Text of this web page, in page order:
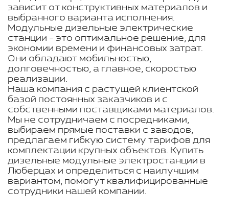
зависит от конструктивных материалов и
выбранного варианта исполнения.
Модульные дизельные электрические
станции - это оптимальное решение, для
экономии времени и финансовых затрат.
Они обладают мобильностью,
долговечностью, а главное, скоростью
реализации.
Наша компания с растущей клиентской
базой постоянных заказчиков и с
собственными поставщиками материалов.
Мы не сотрудничаем с посредниками,
выбираем прямые поставки с заводов,
предлагаем гибкую систему тарифов для
комплектации крупных объектов. Купить
дизельные модульные электростанции в
Люберцах и определиться с наилучшим
вариантом, помогут квалифицированные
сотрудники нашей компании.